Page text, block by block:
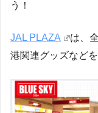
う！
JAL PLAZA
は、
港関連グッズなど